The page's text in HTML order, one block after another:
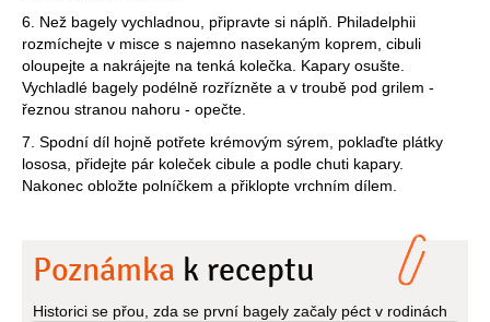
6. Než bagely vychladnou, připravte si náplň. Philadelphii
rozmíchejte v misce s najemno nasekaným koprem, cibuli
oloupejte a nakrájejte na tenká kolečka. Kapary osušte.
Vychladlé bagely podélně rozřízněte a v troubě pod grilem -
řeznou stranou nahoru - opečte.
7. Spodní díl hojně potřete krémovým sýrem, poklaďte plátky
lososa, přidejte pár koleček cibule a podle chuti kapary.
Nakonec obložte polníčkem a přiklopte vrchním dílem.
Poznámka k receptu
Historici se přou, zda se první bagely začaly péct v rodinách